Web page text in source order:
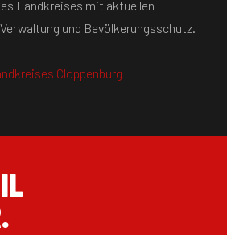
Landkreises mit aktuellen
und Bevölkerungsschutz.
Cloppenburg